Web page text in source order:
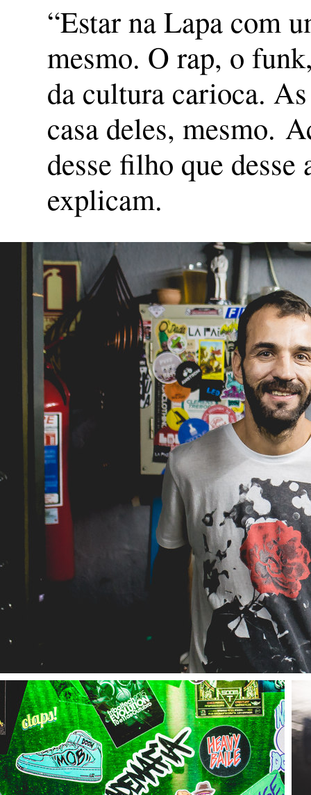
“Estar na Lapa com
mesmo. O rap, o
da cultura carioca.
casa deles, mesmo.
desse filho que
explicam.